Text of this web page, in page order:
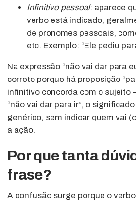
Infinitivo pessoal: aparece
verbo está indicado,
de pronomes pessoais, como
etc. Exemplo: “Ele pediu
Na expressão “não vai dar para
correto porque há preposição
infinitivo concorda com o sujeito
“não vai dar para ir”, o
genérico, sem indicar quem vai
a ação.
Por que tanta
frase?
A confusão surge porque o verbo